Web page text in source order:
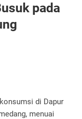
pada
di Dapur
menuai